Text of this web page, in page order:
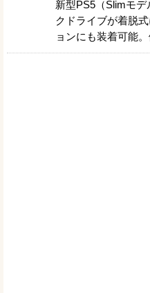
新型PS5（Slimモ
クドライブが着脱
ョンにも装着可能。